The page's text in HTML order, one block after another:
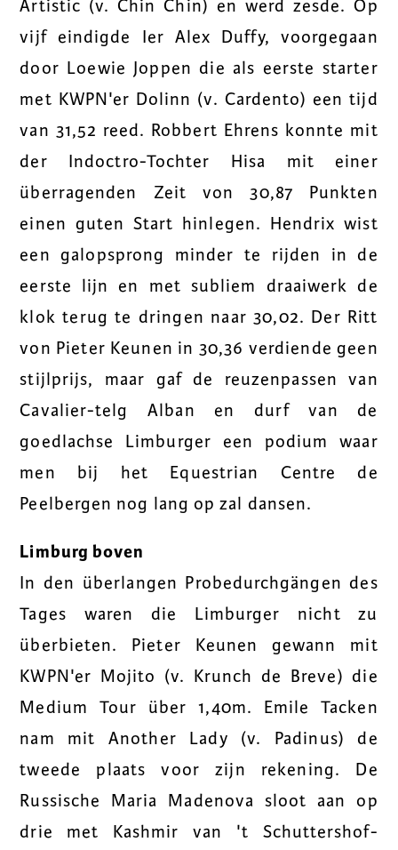
Artistic (v. Chin Chin) en werd zesde. Op
vijf eindigde Ier Alex Duffy, voorgegaan
door Loewie Joppen die als eerste starter
met KWPN'er Dolinn (v. Cardento) een tijd
van 31,52 reed. Robbert Ehrens konnte mit
der Indoctro-Tochter Hisa mit einer
überragenden Zeit von 30,87 Punkten
einen guten Start hinlegen. Hendrix wist
een galopsprong minder te rijden in de
eerste lijn en met subliem draaiwerk de
klok terug te dringen naar 30,02. Der Ritt
von Pieter Keunen in 30,36 verdiende geen
stijlprijs, maar gaf de reuzenpassen van
Cavalier-telg Alban en durf van de
goedlachse Limburger een podium waar
men bij het Equestrian Centre de
Peelbergen nog lang op zal dansen.
Limburg boven
In den überlangen Probedurchgängen des
Tages waren die Limburger nicht zu
überbieten. Pieter Keunen gewann mit
KWPN'er Mojito (v. Krunch de Breve) die
Medium Tour über 1,40m. Emile Tacken
nam mit Another Lady (v. Padinus) de
tweede plaats voor zijn rekening. De
Russische Maria Madenova sloot aan op
drie met Kashmir van 't Schuttershof-